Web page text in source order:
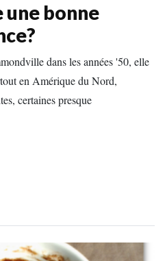
bonne
dans les années '50, elle
en Amérique du Nord,
certaines presque